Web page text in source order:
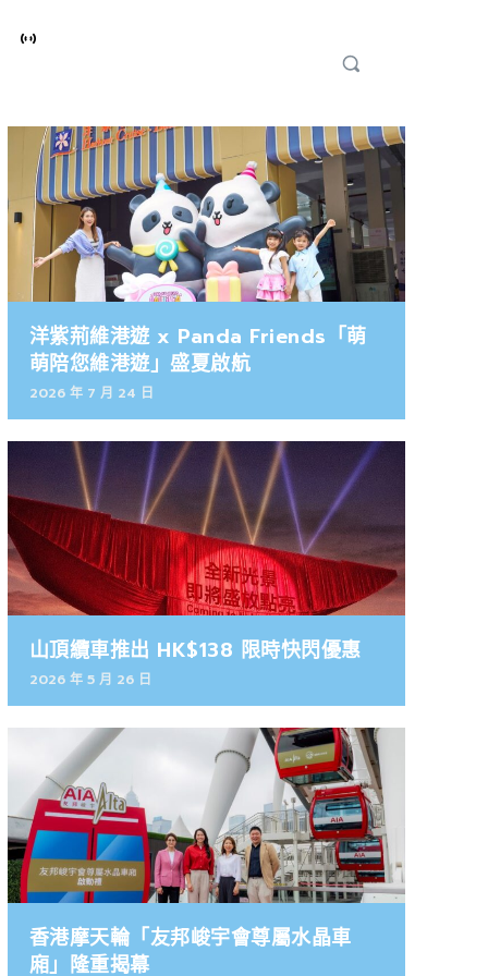
洋紫荊維港遊 x Panda Friends「萌
萌陪您維港遊」盛夏啟航
2026 年 7 月 24 日
山頂纜車推出 HK$138 限時快閃優惠
2026 年 5 月 26 日
香港摩天輪「友邦峻宇會尊屬水晶車
廂」隆重揭幕